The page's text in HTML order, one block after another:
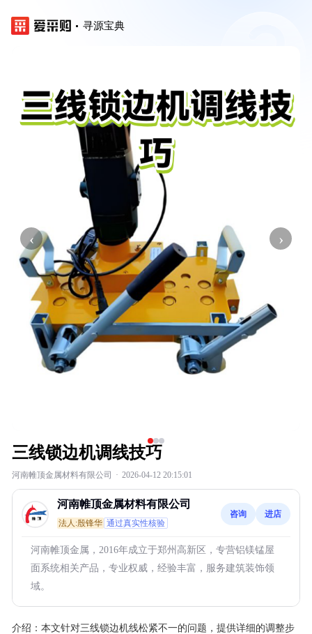
寻源宝典
‹ ›
三线锁边机调线技巧
河南帷顶金属材料有限公司 · 2026-04-12 20:15:01
河南帷顶金属材料有限公司
法人:殷锋华 通过真实性核验
咨询 进店
河南帷顶金属，2016年成立于郑州高新区，专营铝镁锰屋
面系统相关产品，专业权威，经验丰富，服务建筑装饰领
域。
介绍： 本文针对三线锁边机线松紧不一的问题，提供详细的调整步